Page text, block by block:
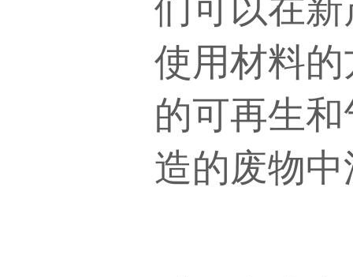
们可以在
使用材料
的可再生
造的废物